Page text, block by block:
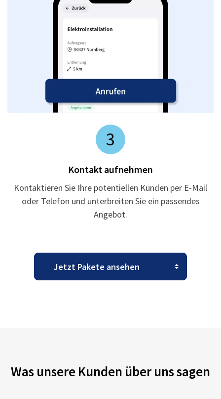
3
Kontakt aufnehmen
Kontaktieren Sie Ihre potentiellen Kunden per E-Mail
oder Telefon und unterbreiten Sie ein passendes
Angebot.
Was unsere Kunden über uns sagen